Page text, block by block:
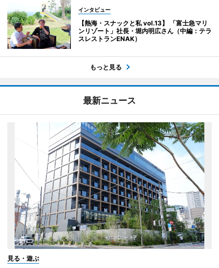
インタビュー
【熱海・スナックと私 vol.13】 「富士急マリ
ンリゾート」社長・堀内明広さん（中編：テラ
スレストランENAK）
もっと見る
最新ニュース
見る・遊ぶ